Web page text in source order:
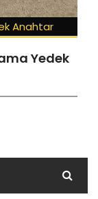
Anahtar
Yedek